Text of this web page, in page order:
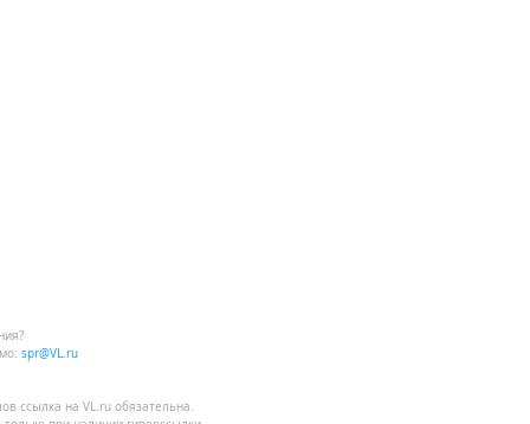
spr@VL.ru
ссылка на VL.ru обязательна.